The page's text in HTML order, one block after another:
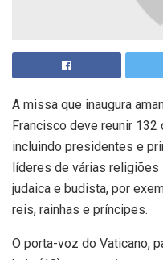
A missa que inaugura
Francisco deve reunir
incluindo presidentes e
líderes de várias religiões
judaica e budista, por
reis, rainhas e príncipes.
O porta-voz do Vaticano,